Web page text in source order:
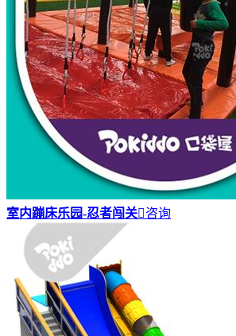
室内蹦床乐园-忍者闯关咨询